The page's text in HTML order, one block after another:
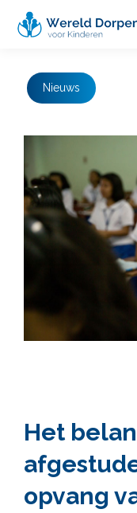
Het
opvang
Nieuws